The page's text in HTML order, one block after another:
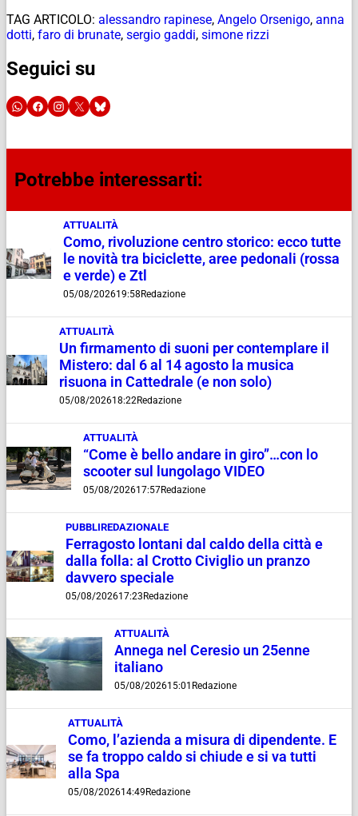
TAG ARTICOLO: alessandro rapinese, Angelo Orsenigo, anna
dotti, faro di brunate, sergio gaddi, simone rizzi
Seguici su
Potrebbe interessarti:
ATTUALITÀ
Como, rivoluzione centro storico: ecco tutte
le novità tra biciclette, aree pedonali (rossa
e verde) e Ztl
05/08/202619:58 Redazione
ATTUALITÀ
Un firmamento di suoni per contemplare il
Mistero: dal 6 al 14 agosto la musica
risuona in Cattedrale (e non solo)
05/08/202618:22Redazione
ATTUALITÀ
“Come è bello andare in giro”…con lo
scooter sul lungolago VIDEO
05/08/202617:57Redazione
PUBBLIREDAZIONALE
Ferragosto lontani dal caldo della città e
dalla folla: al Crotto Civiglio un pranzo
davvero speciale
05/08/202617:23 Redazione
ATTUALITÀ
Annega nel Ceresio un 25enne
italiano
05/08/202615:01 Redazione
ATTUALITÀ
Como, l’azienda a misura di dipendente. E
se fa troppo caldo si chiude e si va tutti
alla Spa
05/08/202614:49 Redazione